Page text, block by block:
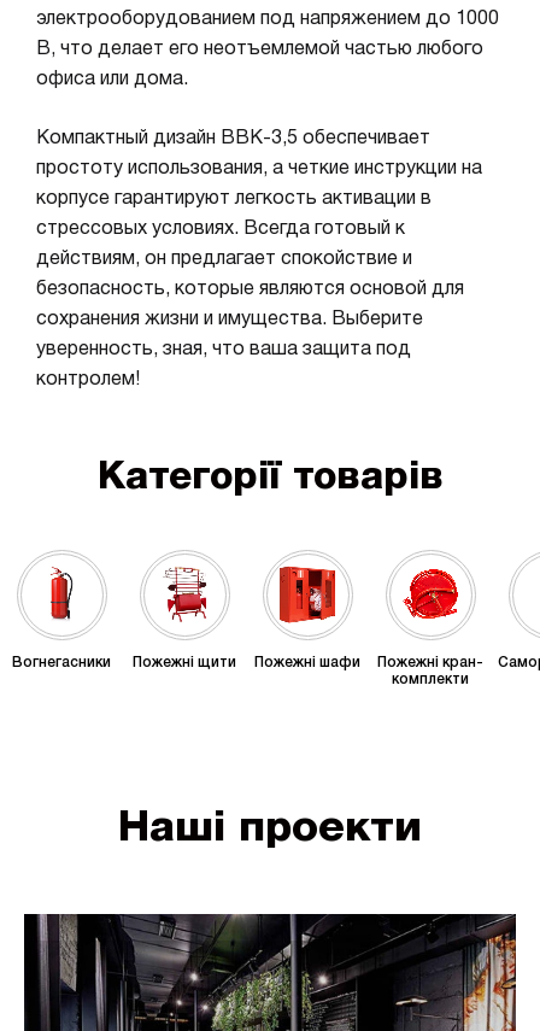
электрооборудованием под напряжением до 1000
В, что делает его неотъемлемой частью любого
офиса или дома.
Компактный дизайн ВВК-3,5 обеспечивает
простоту использования, а четкие инструкции на
корпусе гарантируют легкость активации в
стрессовых условиях. Всегда готовый к
действиям, он предлагает спокойствие и
безопасность, которые являются основой для
сохранения жизни и имущества. Выберите
уверенность, зная, что ваша защита под
контролем!
Категорії товарів
Вогнегасники Пожежні щити Пожежні шафи
Пожежні кран-
комплекти
Наші проекти